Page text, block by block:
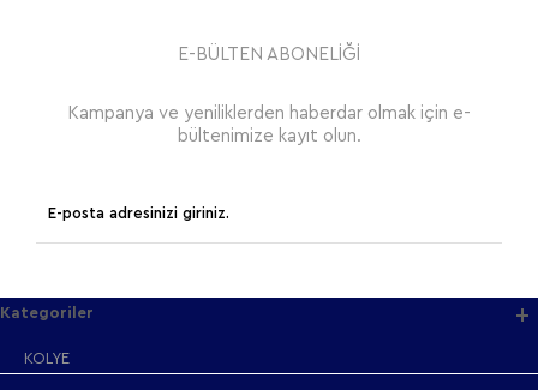
E-BÜLTEN ABONELİĞİ
Kampanya ve yeniliklerden haberdar olmak için e-
bültenimize kayıt olun.
Kategoriler
KOLYE